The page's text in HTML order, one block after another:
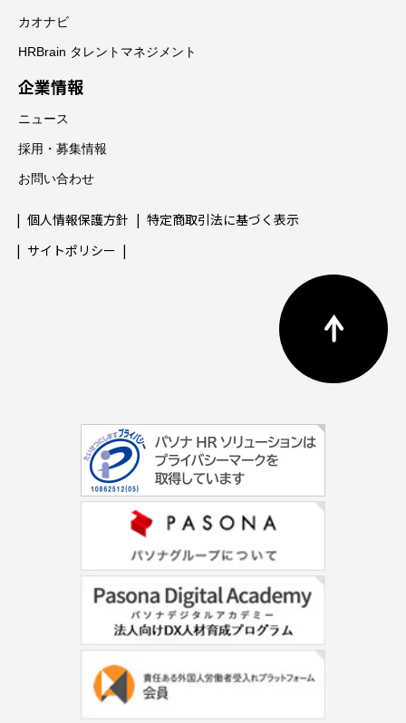
カオナビ
HRBrain タレントマネジメント
企業情報
ニュース
採用・募集情報
お問い合わせ
個人情報保護方針
特定商取引法に基づく表示
サイトポリシー